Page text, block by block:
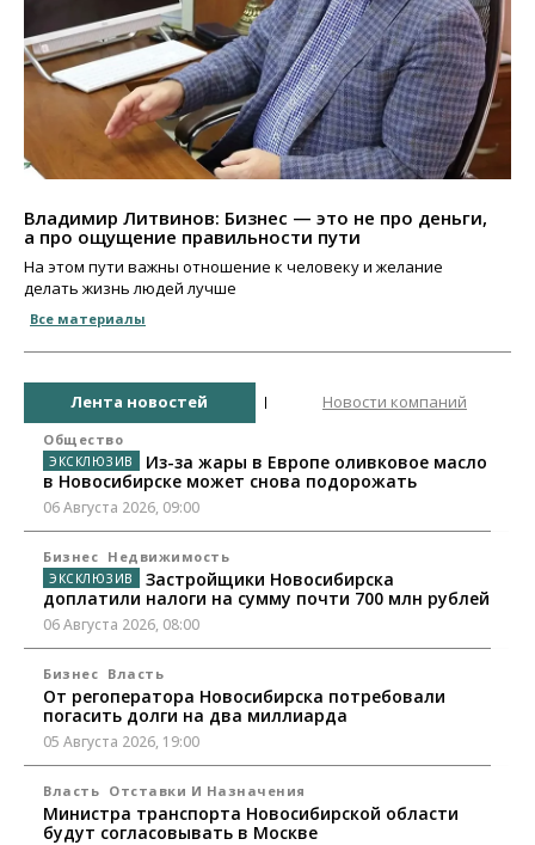
Владимир Литвинов: Бизнес — это не про деньги,
а про ощущение правильности пути
На этом пути важны отношение к человеку и желание
делать жизнь людей лучше
Все материалы
Лента новостей Новости компаний
Общество
Из-за жары в Европе оливковое масло
в Новосибирске может снова подорожать
06 Августа 2026, 09:00
Бизнес Недвижимость
Застройщики Новосибирска
доплатили налоги на сумму почти 700 млн рублей
06 Августа 2026, 08:00
Бизнес Власть
От регоператора Новосибирска потребовали
погасить долги на два миллиарда
05 Августа 2026, 19:00
Власть Отставки И Назначения
Министра транспорта Новосибирской области
будут согласовывать в Москве